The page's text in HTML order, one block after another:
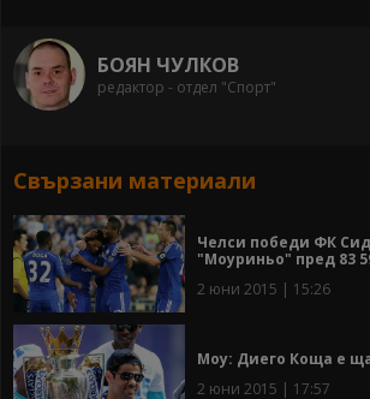
БОЯН ЧУЛКОВ
редактор - отдел "Спорт"
Свързани материали
Челси победи ФК
"Моуриньо" пред 83
2 юни 2015 | 15:26
Моу: Диего Коща е
2 юни 2015 | 17:57